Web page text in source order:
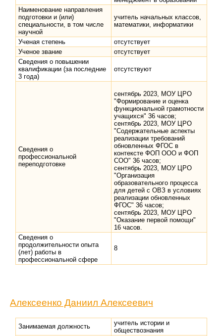
Наименование направления
подготовки и (или)
специальности, в том числе
научной
учитель начальных классов,
математики, информатики
Ученая степень
отсутствует
Ученое звание
отсутствует
Сведения о повышении
квалификации (за последние
3 года)
отсутствуют
Сведения о
профессиональной
переподготовке
сентябрь 2023, МОУ ЦРО
"Формирование и оценка
функциональной грамотности
учащихся" 36 часов;
сентябрь 2023, МОУ ЦРО
"Содержательные аспекты
реализации требований
обновленных ФГОС в
контексте ФОП ООО и ФОП
СОО" 36 часов;
сентябрь 2023, МОУ ЦРО
"Организация
образовательного процесса
для детей с ОВЗ в условиях
реализации обновленных
ФГОС" 36 часов;
сентябрь 2023, МОУ ЦРО
"Оказание первой помощи"
16 часов.
Сведения о
продолжительности опыта
(лет) работы в
профессиональной сфере
8
Алексеенко Даниил Алексеевич
Занимаемая должность
учитель истории и
обществознания